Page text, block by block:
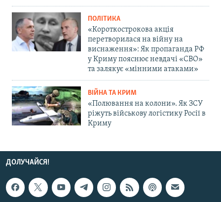
ПОЛІТИКА
«Короткострокова акція
перетворилася на війну на
виснаження»: Як пропаганда РФ
у Криму пояснює невдачі «СВО»
та залякує «мінними атаками»
ВІЙНА ТА КРИМ
«Полювання на колони». Як ЗСУ
ріжуть військову логістику Росії в
Криму
ДОЛУЧАЙСЯ!